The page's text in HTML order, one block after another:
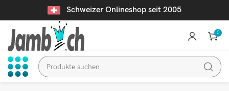
Schweizer Onlineshop seit 2005
0